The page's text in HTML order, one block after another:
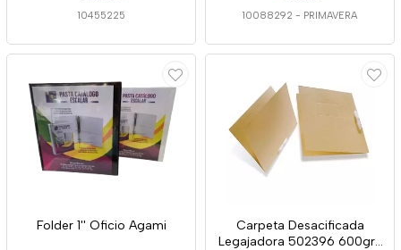
10455225 10088292 - PRIMAVERA
Folder 1'' Oficio Agami
Carpeta Desacificada
Legajadora 502396 600grs